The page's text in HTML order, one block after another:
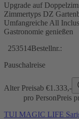
Upgrade auf
Zimmertyps DZ
Umfangreiche All
Gastronomie genießen
253514Bestellnr.:
Pauschalreise
Alter Preisab €1.333,-
pro PersonPreis
TUI MAGIC LIFE